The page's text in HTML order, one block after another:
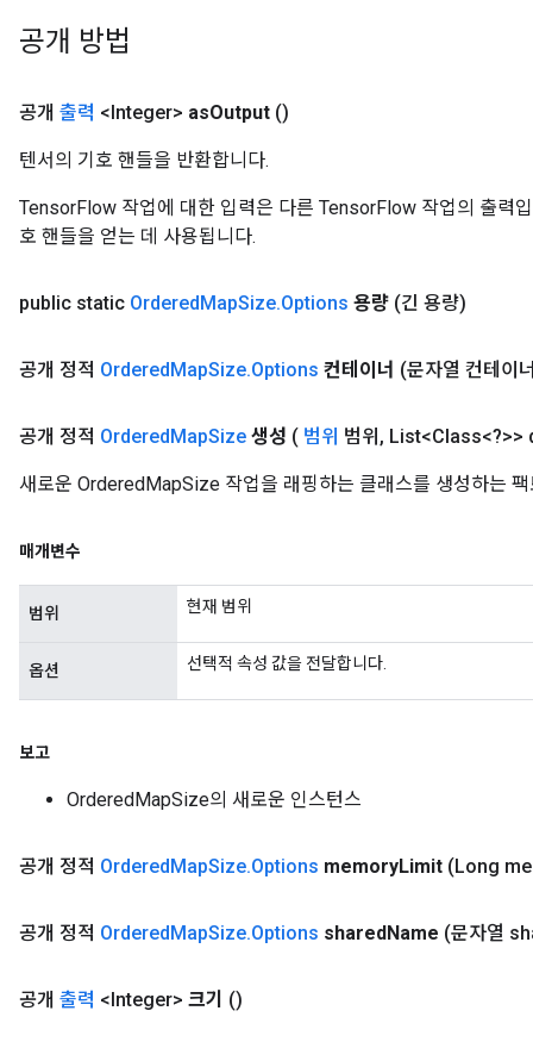
공개 방법
공개 출력 <Integer> asOutput ()
텐서의 기호 핸들을 반환합니다.
TensorFlow 작업에 대한 입력은 다른 TensorFlow 작업의 출력
호 핸들을 얻는 데 사용됩니다.
public static OrderedMapSize.Options 용량 (긴 용량)
공개 정적 OrderedMapSize.Options 컨테이너 (문자열 컨테이
공개 정적 OrderedMapSize 생성 ( 범위 범위 , List<Class<?>>
새로운 OrderedMapSize 작업을 래핑하는 클래스를 생성하는
매개변수
범위 현재 범위
옵션 선택적 속성 값을 전달합니다.
보고
OrderedMapSize의 새로운 인스턴스
공개 정적 OrderedMapSize.Options memoryLimit (Long
공개 정적 OrderedMapSize.Options sharedName (문자열
공개 출력 <Integer> 크기 ()